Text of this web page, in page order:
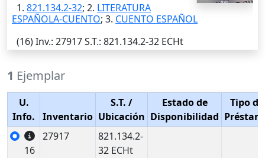
1. 821.134.2-32; 2. LITERATURA
ESPAÑOLA-CUENTO; 3. CUENTO ESPAÑOL
(16)Inv.: 27917S.T.: 821.134.2-32 ECHt
1 Ejemplar
U.
Info.
Inventario
S.T. /
Ubicación
Estado de
Disponibilidad
Tipo de
16
27917
821.134.2-
32 ECHt